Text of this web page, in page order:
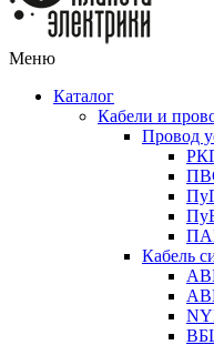
Меню
Каталог
Кабели и
Провод
Кабель